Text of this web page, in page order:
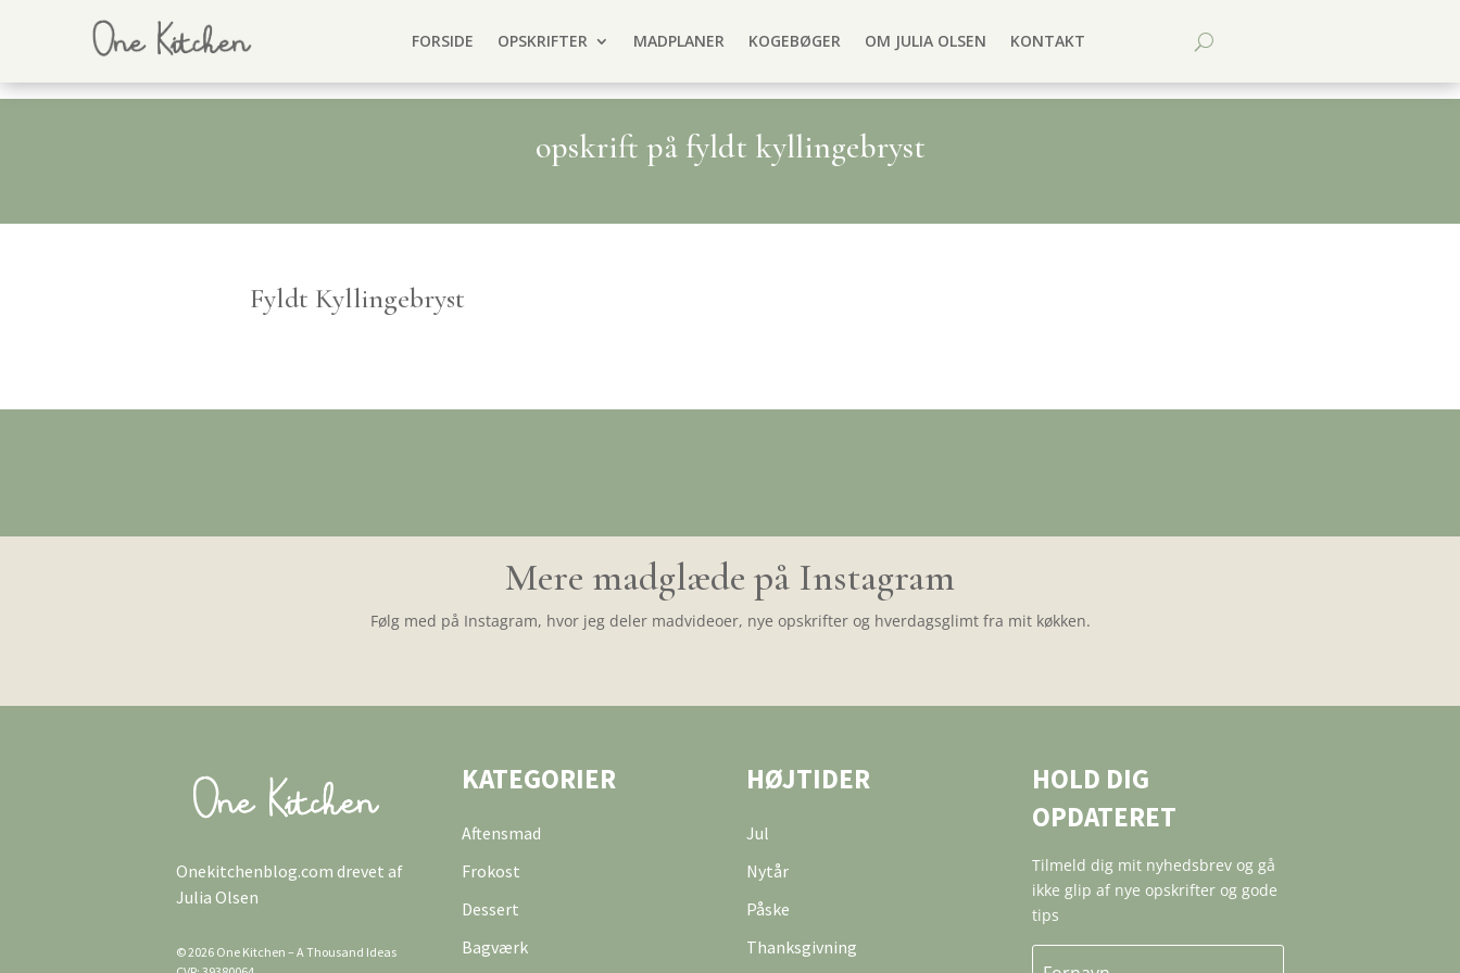
FORSIDE OPSKRIFTER MADPLANER KOGEBØGER OM JULIA OLSEN KONTAKT
opskrift på fyldt kyllingebryst
Fyldt Kyllingebryst
Mere madglæde på Instagram
Følg med på Instagram, hvor jeg deler madvideoer, nye opskrifter og hverdagsglimt fra mit køkken.
Onekitchenblog.com drevet af
Julia Olsen
© 2026 One Kitchen – A Thousand Ideas
KATEGORIER
Aftensmad
Frokost
Dessert
Bagværk
HØJTIDER
Jul
Nytår
Påske
Thanksgivning
HOLD DIG
OPDATERET
Tilmeld dig mit nyhedsbrev og gå
ikke glip af nye opskrifter og gode
tips